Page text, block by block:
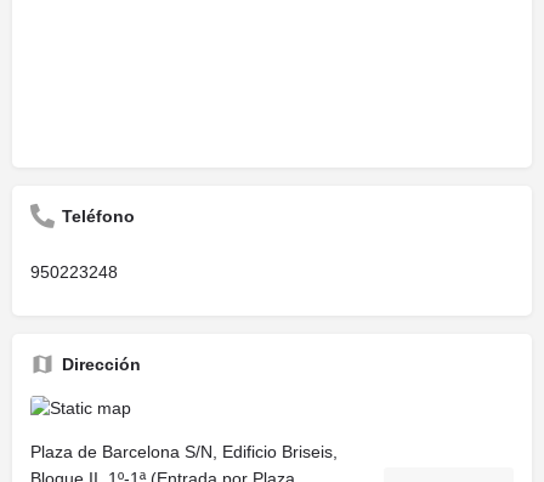
Teléfono
950223248
Dirección
Plaza de Barcelona S/N, Edificio Briseis,